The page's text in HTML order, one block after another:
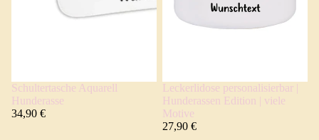
Schultertasche Aquarell
Hunderasse
34,90 €
Leckerlidose personalisierbar |
Hunderassen Edition | viele
Motive
27,90 €